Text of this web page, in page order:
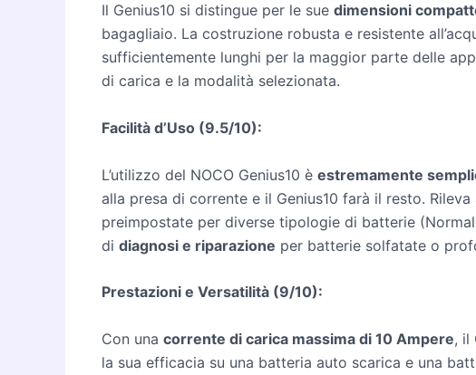
Il Genius10 si distingue per le sue dimensioni
bagagliaio. La costruzione robusta e resistente
sufficientemente lunghi per la maggior parte delle
di carica e la modalità selezionata.
Facilità d’Uso (9.5/10):
L’utilizzo del NOCO Genius10 è estremamente
alla presa di corrente e il Genius10 farà il resto.
preimpostate per diverse tipologie di batterie
di diagnosi e riparazione per batterie solfatate o
Prestazioni e Versatilità (9/10):
Con una corrente di carica massima di 10 Ampere, il
la sua efficacia su una batteria auto scarica e una